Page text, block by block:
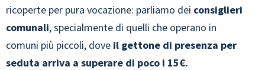
ricoperte per pura vocazione: parliamo dei consiglieri
comunali, specialmente di quelli che operano in
comuni più piccoli, dove il gettone di presenza per
seduta arriva a superare di poco i 15€.